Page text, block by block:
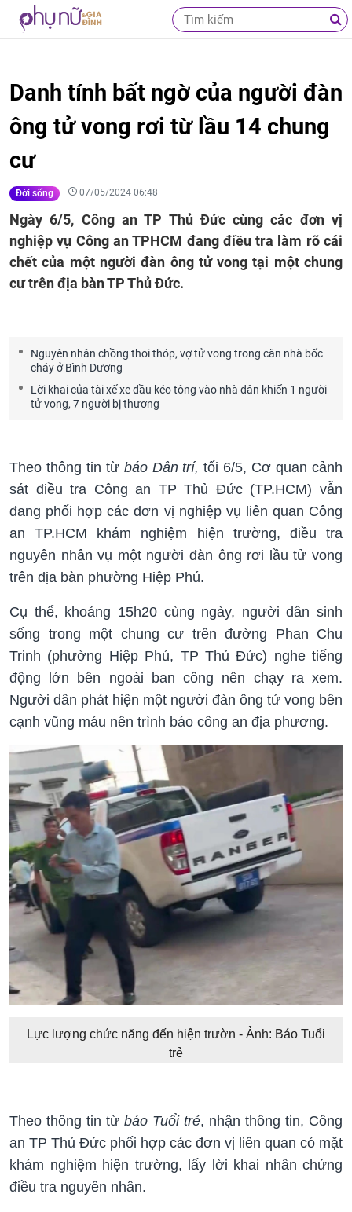
Danh tính bất ngờ của người đàn
ông tử vong rơi từ lầu 14 chung
cư
Đời sống 07/05/2024 06:48
Ngày 6/5, Công an TP Thủ Đức cùng các đơn vị
nghiệp vụ Công an TPHCM đang điều tra làm rõ cái
chết của một người đàn ông tử vong tại một chung
cư trên địa bàn TP Thủ Đức.
Nguyên nhân chồng thoi thóp, vợ tử vong trong căn nhà bốc
cháy ở Bình Dương
Lời khai của tài xế xe đầu kéo tông vào nhà dân khiến 1 người
tử vong, 7 người bị thương
Theo thông tin từ báo Dân trí, tối 6/5, Cơ quan cảnh
sát điều tra Công an TP Thủ Đức (TP.HCM) vẫn
đang phối hợp các đơn vị nghiệp vụ liên quan Công
an TP.HCM khám nghiệm hiện trường, điều tra
nguyên nhân vụ một người đàn ông rơi lầu tử vong
trên địa bàn phường Hiệp Phú.
Cụ thể, khoảng 15h20 cùng ngày, người dân sinh
sống trong một chung cư trên đường Phan Chu
Trinh (phường Hiệp Phú, TP Thủ Đức) nghe tiếng
động lớn bên ngoài ban công nên chạy ra xem.
Người dân phát hiện một người đàn ông tử vong bên
cạnh vũng máu nên trình báo công an địa phương.
Lực lượng chức năng đến hiện trườn - Ảnh: Báo Tuổi
trẻ
Theo thông tin từ báo Tuổi trẻ, nhận thông tin, Công
an TP Thủ Đức phối hợp các đơn vị liên quan có mặt
khám nghiệm hiện trường, lấy lời khai nhân chứng
điều tra nguyên nhân.